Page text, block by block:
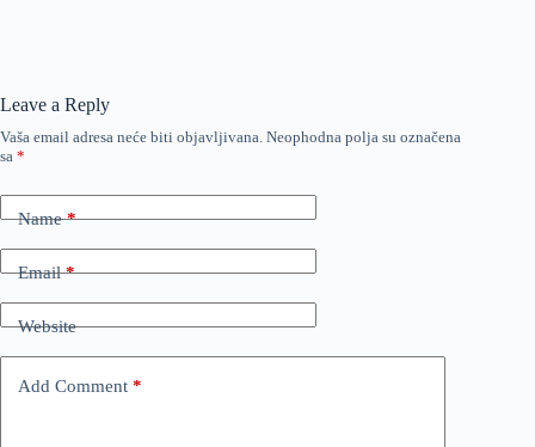
Leave a Reply
Vaša email adresa neće biti objavljivana. Neophodna polja su označena
sa *
Name*
Email*
Website
Add Comment *